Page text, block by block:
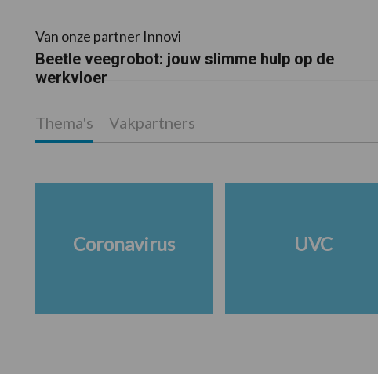
Van onze partner Innovi
Beetle veegrobot: jouw slimme hulp op de
werkvloer
Thema's Vakpartners
Coronavirus UVC